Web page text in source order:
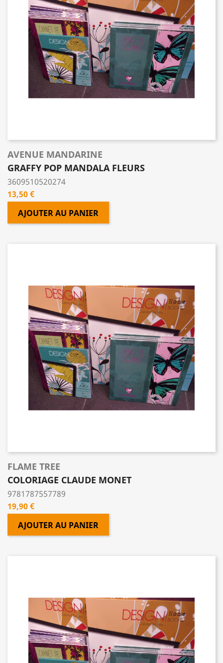
AVENUE MANDARINE
GRAFFY POP MANDALA FLEURS
3609510520274
Prix
13,50 €
AJOUTER AU PANIER
FLAME TREE
COLORIAGE CLAUDE MONET
9781787557789
Prix
19,90 €
AJOUTER AU PANIER